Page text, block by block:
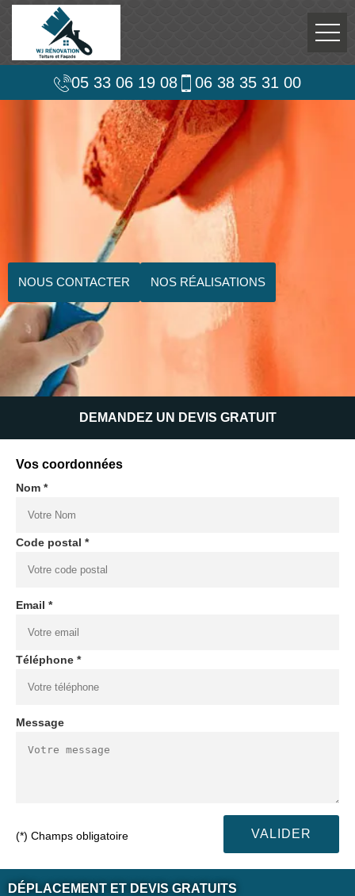
05 33 06 19 08 06 38 35 31 00
NOUS CONTACTER NOS RÉALISATIONS
DEMANDEZ UN DEVIS GRATUIT
Vos coordonnées
Nom *
Code postal *
Email *
Téléphone *
Message
(*) Champs obligatoire
DÉPLACEMENT ET DEVIS GRATUITS